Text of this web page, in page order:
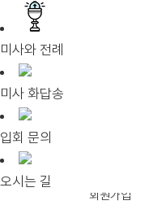
미사와 전례
미사 화답송
입회 문의
오시는 길
회원가입